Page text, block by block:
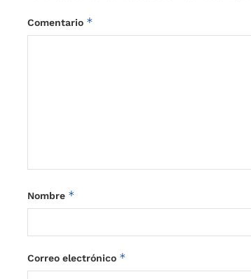
Comentario *
Nombre *
Correo electrónico *